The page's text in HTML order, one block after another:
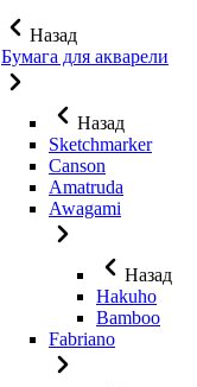
Назад
Бумага для акварели
Назад
Sketchmarker
Canson
Amatruda
Awagami
Назад
Hakuho
Bamboo
Fabriano